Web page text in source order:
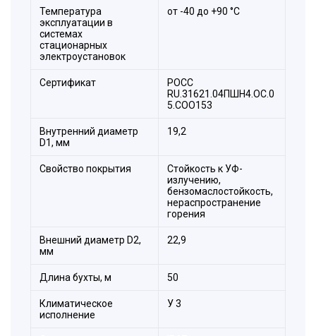
Температура
эксплуатации в
системах
стационарных
электроустановок
от -40 до +90 °С
Сертификат
РОСС
RU.31621.04ПШН4.ОС.0
5.СОО153
Внутренний диаметр
D1, мм
19,2
Свойство покрытия
Стойкость к УФ-
излучению,
бензомаслостойкость,
нераспространение
горения
Внешний диаметр D2,
мм
22,9
Длина бухты, м 50
Климатическое
исполнение
У 3